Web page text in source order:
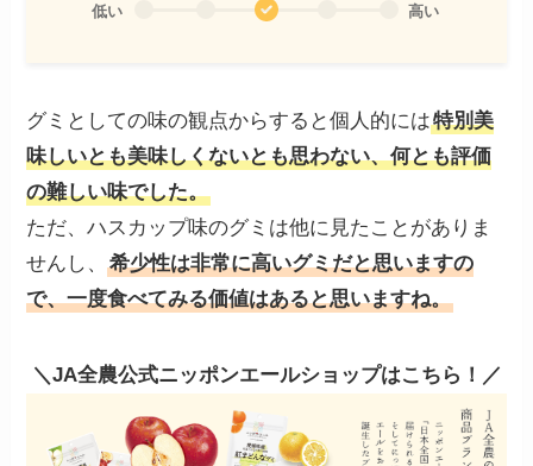
低い 高い
グミとしての味の観点からすると個人的には特別美
味しいとも美味しくないとも思わない、何とも評価
の難しい味でした。
ただ、ハスカップ味のグミは他に見たことがありま
せんし、希少性は非常に高いグミだと思いますの
で、一度食べてみる価値はあると思いますね。
＼JA全農公式ニッポンエールショップはこちら！／